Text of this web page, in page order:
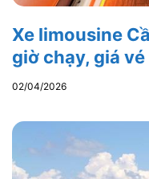
Xe limousine
giờ chạy, giá
02/04/2026